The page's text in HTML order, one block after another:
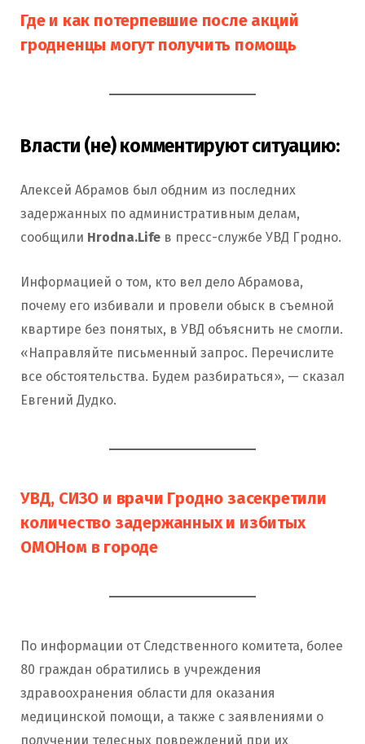
Где и как потерпевшие после акций
гродненцы могут получить помощь
Власти (не) комментируют ситуацию:
Алексей Абрамов был обдним из последних
задержанных по административным делам,
сообщили Hrodna.Life в пресс-службе УВД Гродно.
Информацией о том, кто вел дело Абрамова,
почему его избивали и провели обыск в съемной
квартире без понятых, в УВД объяснить не смогли.
«Направляйте письменный запрос. Перечислите
все обстоятельства. Будем разбираться», — сказал
Евгений Дудко.
УВД, СИЗО и врачи Гродно засекретили
количество задержанных и избитых
ОМОНом в городе
По информации от Следственного комитета, более
80 граждан обратились в учреждения
здравоохранения области для оказания
медицинской помощи, а также с заявлениями о
получении телесных повреждений при их